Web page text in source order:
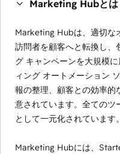
Marketing Hubとは
Marketing Hubは、適切な
訪問者を顧客へと転換し、
グ キャンペーンを大規模
ィング オートメーション
報の整理、顧客との効率的
意されています。全てのツ
として一元化されています。
Marketing Hubには、